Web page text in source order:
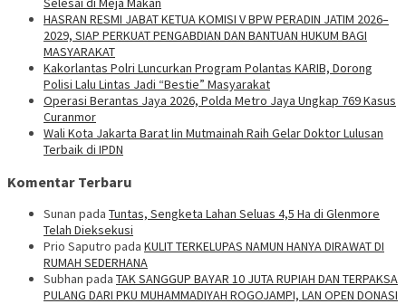
HASRAN RESMI JABAT KETUA KOMISI V BPW PERADIN JATIM 2026–
2029, SIAP PERKUAT PENGABDIAN DAN BANTUAN HUKUM BAGI
MASYARAKAT
Kakorlantas Polri Luncurkan Program Polantas KARIB, Dorong
Polisi Lalu Lintas Jadi “Bestie” Masyarakat
Operasi Berantas Jaya 2026, Polda Metro Jaya Ungkap 769 Kasus
Curanmor
Wali Kota Jakarta Barat Iin Mutmainah Raih Gelar Doktor Lulusan
Terbaik di IPDN
Komentar Terbaru
Sunan pada Tuntas, Sengketa Lahan Seluas 4,5 Ha di Glenmore
Telah Dieksekusi
Prio Saputro pada KULIT TERKELUPAS NAMUN HANYA DIRAWAT DI
RUMAH SEDERHANA
Subhan pada TAK SANGGUP BAYAR 10 JUTA RUPIAH DAN TERPAKSA
PULANG DARI PKU MUHAMMADIYAH ROGOJAMPI, LAN OPEN DONASI